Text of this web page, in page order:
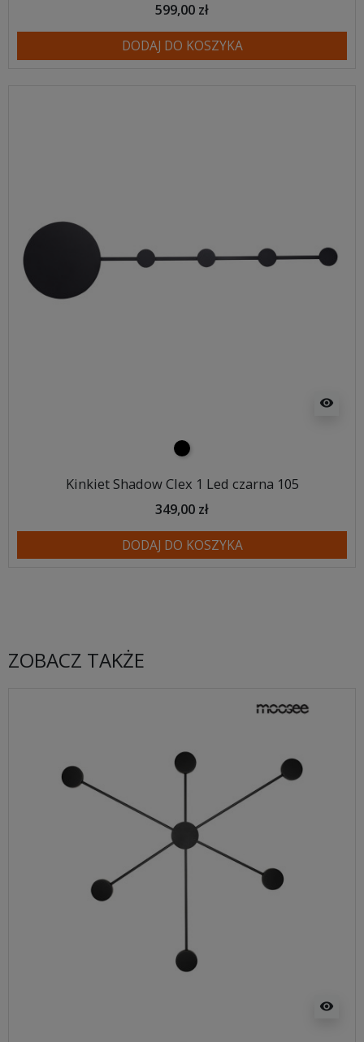
599,00 zł
DODAJ DO KOSZYKA
visibility
czarny
Kinkiet Shadow Clex 1 Led czarna 105
349,00 zł
DODAJ DO KOSZYKA
ZOBACZ TAKŻE
visibility